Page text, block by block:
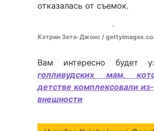
отказалась от съемок.
Кэтрин Зета-Джонс /
Вам интересно будет
голливудских мам,
детстве комплексовали
внешности